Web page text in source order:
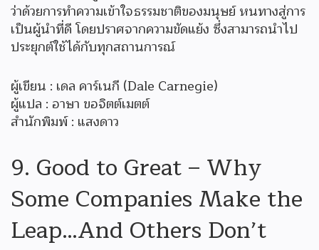
ว่าด้วยการทำความเข้าใจธรรมชาติของมนุษย์ หนทางสู่การ
เป็นผู้นำที่ดี โดยปราศจากความขัดแย้ง ซึ่งสามารถนำไป
ประยุกต์ใช้ได้กับทุกสถานการณ์
ผู้เขียน : เดล คาร์เนกี (Dale Carnegie)
ผู้แปล : อาษา ขอจิตต์เมตต์
สำนักพิมพ์ : แสงดาว
9. Good to Great – Why
Some Companies Make the
Leap…And Others Don’t